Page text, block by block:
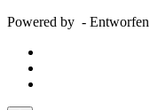
Powered by -